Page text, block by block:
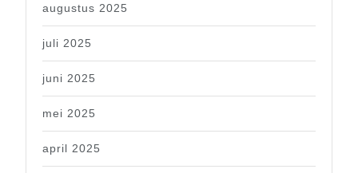
augustus 2025
juli 2025
juni 2025
mei 2025
april 2025